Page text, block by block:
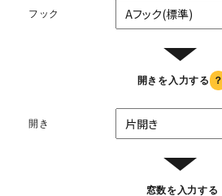
フック
▼
開きを入力する ？
開き
▼
窓数を入力する